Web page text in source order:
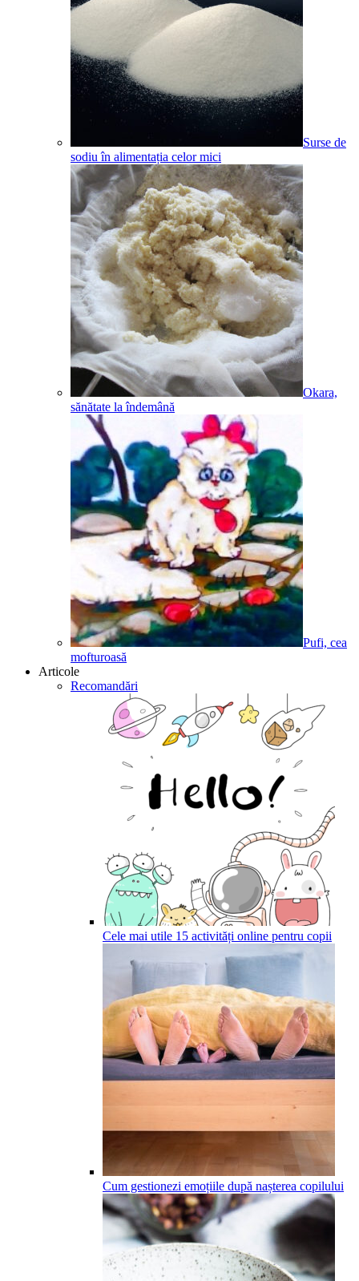
Surse de
sodiu în alimentația celor mici
Okara,
sănătate la îndemână
Pufi, cea
mofturoasă
Articole
Recomandări
Cele mai utile 15 activități online pentru copii
Cum gestionezi emoțiile după nașterea copilului